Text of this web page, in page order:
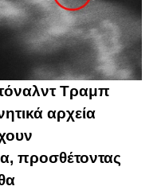
Τραμπ
αρχεία
προσθέτοντας